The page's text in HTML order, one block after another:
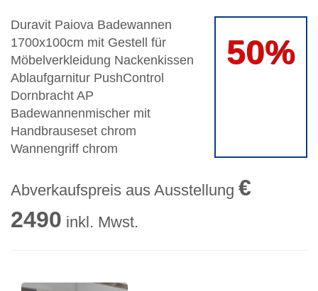
Duravit Paiova Badewannen
1700x100cm mit Gestell für
Möbelverkleidung Nackenkissen
Ablaufgarnitur PushControl
Dornbracht AP
Badewannenmischer mit
Handbrauseset chrom
Wannengriff chrom
50%
Abverkaufspreis aus Ausstellung €
2490 inkl. Mwst.